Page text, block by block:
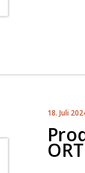
18. Juli